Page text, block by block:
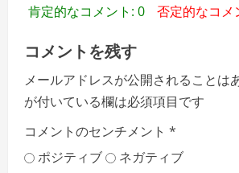
肯定的なコメント: 0 否定的なコメ
コメントを残す
メールアドレスが公開されることは
が付いている欄は必須項目です
コメントのセンチメント *
ポジティブ
ネガティブ